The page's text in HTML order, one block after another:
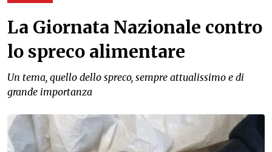
La Giornata Nazionale contro
lo spreco alimentare
Un tema, quello dello spreco, sempre attualissimo e di
grande importanza